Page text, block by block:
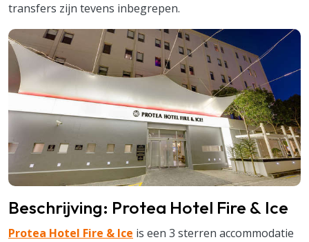
transfers zijn tevens inbegrepen.
Beschrijving: Protea Hotel Fire & Ice
Protea Hotel Fire & Ice is een 3 sterren accommodatie